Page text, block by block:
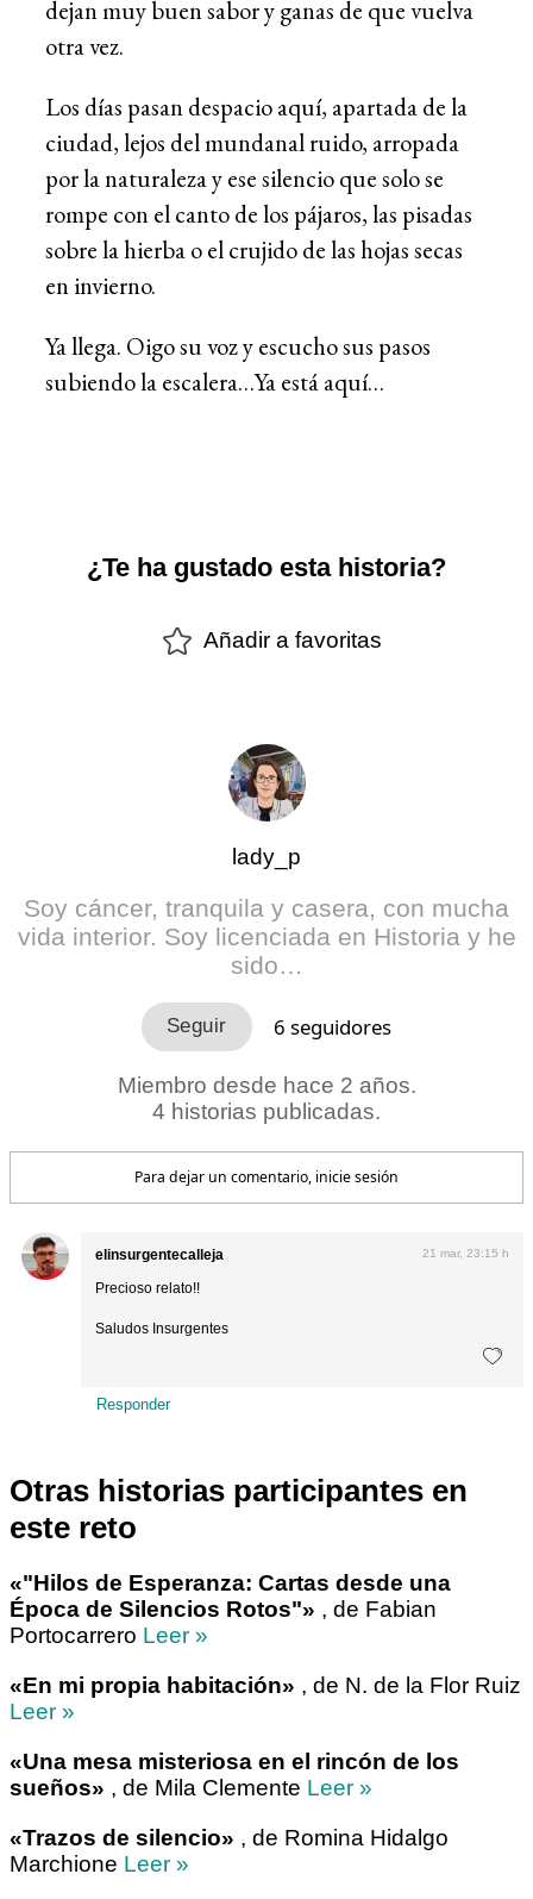
dejan muy buen sabor y ganas de que vuelva
otra vez.
Los días pasan despacio aquí, apartada de la
ciudad, lejos del mundanal ruido, arropada
por la naturaleza y ese silencio que solo se
rompe con el canto de los pájaros, las pisadas
sobre la hierba o el crujido de las hojas secas
en invierno.
Ya llega. Oigo su voz y escucho sus pasos
subiendo la escalera…Ya está aquí…
¿Te ha gustado esta historia?
Añadir a favoritas
lady_p
Soy cáncer, tranquila y casera, con mucha
vida interior. Soy licenciada en Historia y he
sido…
6 seguidores
Miembro desde hace 2 años.
4 historias publicadas.
Para dejar un comentario, inicie sesión
elinsurgentecalleja 21 mar, 23:15 h
Precioso relato!!
Saludos Insurgentes
Responder
Otras historias participantes en
este reto
«"Hilos de Esperanza: Cartas desde una
Época de Silencios Rotos"» , de Fabian
Portocarrero Leer »
«En mi propia habitación» , de N. de la Flor Ruiz
Leer »
«Una mesa misteriosa en el rincón de los
sueños» , de Mila Clemente Leer »
«Trazos de silencio» , de Romina Hidalgo
Marchione Leer »